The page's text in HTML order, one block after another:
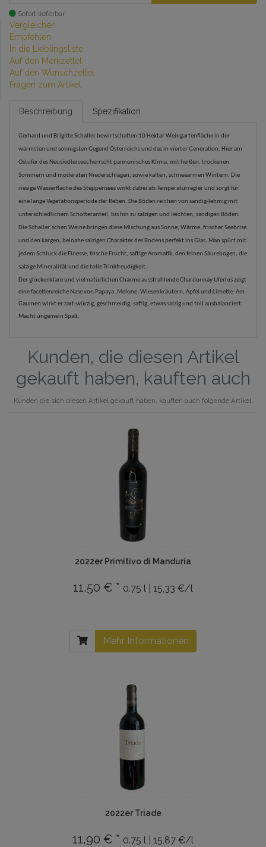
Sofort lieferbar
Vergleichen
Empfehlen
In die Lieblingsliste
Auf den Merkzettel
Auf den Wunschzettel
Fragen zum Artikel
Beschreibung Spezifikation
Gerhard und Brigitte Schaller bewirtschaften 10 Hektar Weingartenfläche in der
wärmsten und sonnigsten Gegend Österreichs und das in vierter Generation. Hier am
Ostufer des Neusiedlersees herrscht pannonisches Klima, mit heißen, trockenen
Sommern und moderaten Niederschlägen, sowie kalten, schneearmen Wintern. Die
riesige Wasserfläche des Steppensees wirkt dabei als Temperaturregler und sorgt für
eine lange Vegetationsperiode der Reben. Die Böden reichen von sandig-lehmig mit
unterschiedlichem Schotteranteil, bis hin zu salzigen und leichten, sandigen Böden.
Die Schaller´schen Weine bringen diese Mischung aus Sonne, Wärme, frischer Seebrise
und den kargen, beinahe salzigen Charakter des Bodens perfekt ins Glas. Man spürt mit
jedem Schluck die Finesse, frische Frucht, saftige Aromatik, den feinen Säurebogen, die
salzige Mineralität und die tolle Trinkfreudigkeit.
Der glockenklare und viel natürlichen Charme ausstrahlende Chardonnay Uferlos zeigt
eine facettenreiche Nase von Papaya, Melone, Wiesenkräutern, Apfel und Limette. Am
Gaumen wirkt er zart-würzig, geschmeidig, saftig, etwas salzig und toll ausbalanciert.
Macht ungemein Spaß.
Kunden, die diesen Artikel
gekauft haben, kauften auch
Kunden die sich diesen Artikel gekauft haben, kauften auch folgende Artikel.
2022er Primitivo di Manduria
11,50 € * 0.75 l | 15,33 €/l
Mehr Informationen
2022er Triade
11,90 € * 0.75 l | 15,87 €/l